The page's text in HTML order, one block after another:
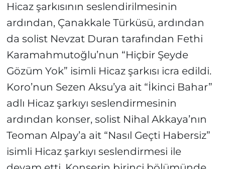
Hicaz şarkısının seslendirilmesinin
ardından, Çanakkale Türküsü, ardından
da solist Nevzat Duran tarafından Fethi
Karamahmutoğlu’nun “Hiçbir Şeyde
Gözüm Yok” isimli Hicaz şarkısı icra edildi.
Koro’nun Sezen Aksu’ya ait “İkinci Bahar”
adlı Hicaz şarkıyı seslendirmesinin
ardından konser, solist Nihal Akkaya’nın
Teoman Alpay’a ait “Nasıl Geçti Habersiz”
isimli Hicaz şarkıyı seslendirmesi ile